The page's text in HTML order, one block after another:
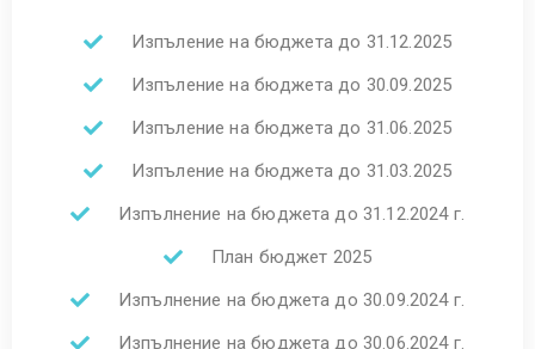
Изпъление на бюджета до 31.12.2025
Изпъление на бюджета до 30.09.2025
Изпъление на бюджета до 31.06.2025
Изпъление на бюджета до 31.03.2025
Изпълнение на бюджета до 31.12.2024 г.
План бюджет 2025
Изпълнение на бюджета до 30.09.2024 г.
Изпълнение на бюджета до 30.06.2024 г.